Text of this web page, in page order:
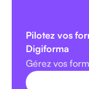
Pilotez vos
Digiforma
Gérez vos